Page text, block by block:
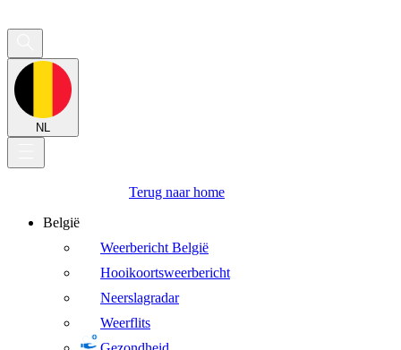
NL
Terug naar home
België
Weerbericht België
Hooikoortsweerbericht
Neerslagradar
Weerflits